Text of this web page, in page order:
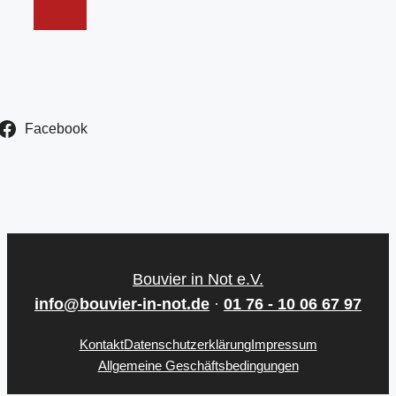
Facebook
Bouvier in Not e.V.
info@bouvier-in-not.de · 01 76 - 10 06 67 97
KontaktDatenschutzerklärungImpressum
Allgemeine Geschäftsbedingungen